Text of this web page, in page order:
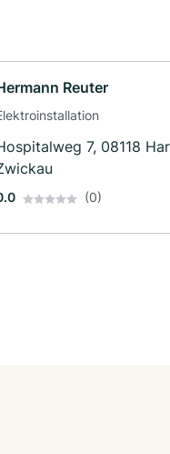
Reuter
7, 08118
(0)